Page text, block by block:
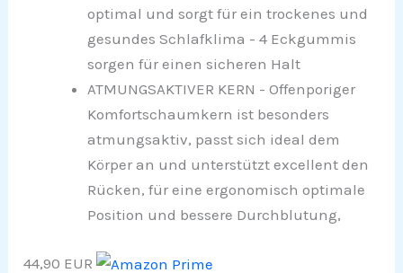
optimal und sorgt für ein trockenes und
gesundes Schlafklima - 4 Eckgummis
sorgen für einen sicheren Halt
ATMUNGSAKTIVER KERN - Offenporiger
Komfortschaumkern ist besonders
atmungsaktiv, passt sich ideal dem
Körper an und unterstützt excellent den
Rücken, für eine ergonomisch optimale
Position und bessere Durchblutung,
44,90 EUR